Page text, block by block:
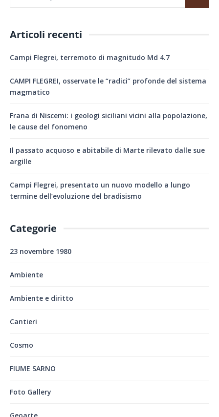
Articoli recenti
Campi Flegrei, terremoto di magnitudo Md 4.7
CAMPI FLEGREI, osservate le “radici” profonde del sistema
magmatico
Frana di Niscemi: i geologi siciliani vicini alla popolazione,
le cause del fonomeno
Il passato acquoso e abitabile di Marte rilevato dalle sue
argille
Campi Flegrei, presentato un nuovo modello a lungo
termine dell’evoluzione del bradisismo
Categorie
23 novembre 1980
Ambiente
Ambiente e diritto
Cantieri
Cosmo
FIUME SARNO
Foto Gallery